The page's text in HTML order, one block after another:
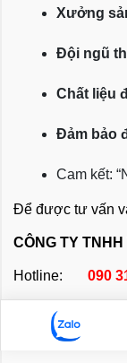
Xưởng
Đội ngũ
Chất liệu
Đảm bảo
Cam kết:
Để được tư vấn
CÔNG TY
Hotline: 090
Website: